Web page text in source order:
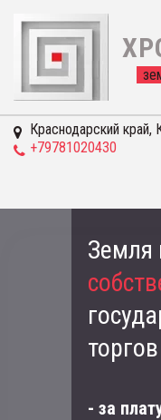
Краснодарский край,
+79781020430
Земля
торгов
- за